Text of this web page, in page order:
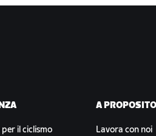
il ciclismo
A
Lavora con noi